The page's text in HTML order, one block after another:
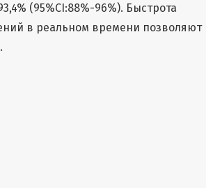
(95%CI:88%-96%). Быстрота
в реальном времени позволяют